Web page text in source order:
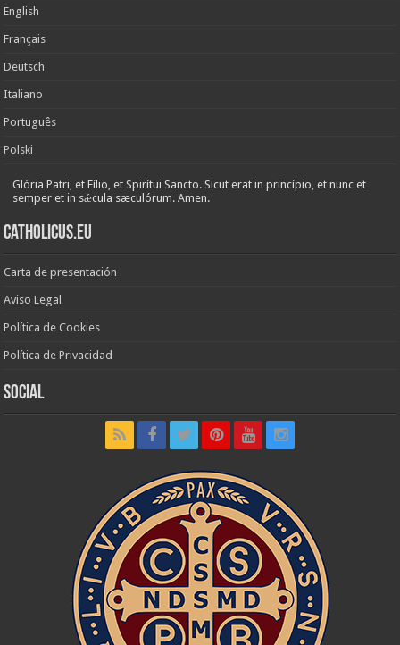
English
Français
Deutsch
Italiano
Português
Polski
Glória Patri, et Fílio, et Spirítui Sancto. Sicut erat in princípio, et nunc et
semper et in sǽcula sæculórum. Amen.
Catholicus.eu
Carta de presentación
Aviso Legal
Política de Cookies
Política de Privacidad
Social